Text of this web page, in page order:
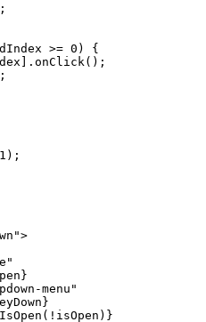
>= 0 ) {
onClick();
1 );
>
menu"
( ! isOpen)}